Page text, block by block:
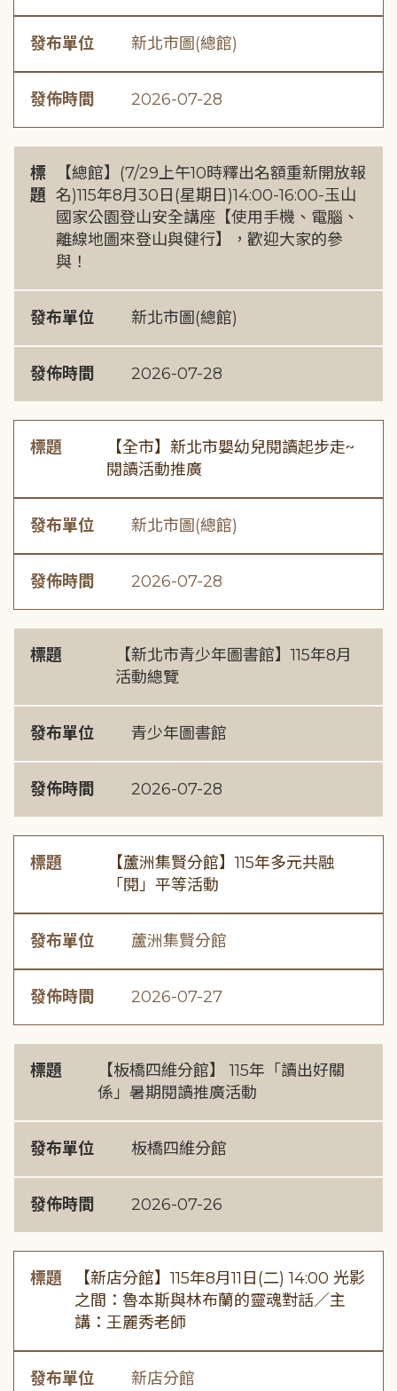
發布單位 新北市圖(總館)
發佈時間 2026-07-28
標
題
【總館】(7/29上午10時釋出名額重新開放報
名)115年8月30日(星期日)14:00-16:00-玉山
國家公園登山安全講座【使用手機、電腦、
離線地圖來登山與健行】，歡迎大家的參
與！
發布單位 新北市圖(總館)
發佈時間 2026-07-28
標題
【全市】新北市嬰幼兒閱讀起步走~
閱讀活動推廣
發布單位 新北市圖(總館)
發佈時間 2026-07-28
標題
【新北市青少年圖書館】115年8月
活動總覽
發布單位 青少年圖書館
發佈時間 2026-07-28
標題
【蘆洲集賢分館】115年多元共融
「閱」平等活動
發布單位 蘆洲集賢分館
發佈時間 2026-07-27
標題
【板橋四維分館】 115年「讀出好關
係」暑期閱讀推廣活動
發布單位 板橋四維分館
發佈時間 2026-07-26
標題
【新店分館】115年8月11日(二) 14:00 光影
之間：魯本斯與林布蘭的靈魂對話／主
講：王麗秀老師
發布單位 新店分館